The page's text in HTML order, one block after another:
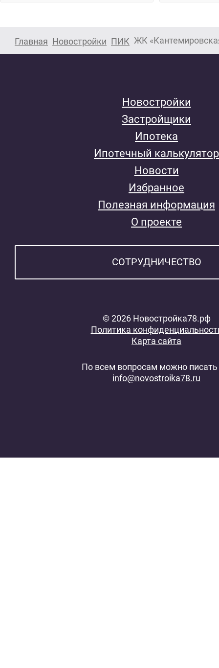
Главная Новостройки ПИК ЖК
Новостройки
Застройщики
Ипотека
Ипотечный калькулятор
Новости
Избранное
Полезная информация
О проекте
СОТРУДНИЧЕСТВО
© 2026 Новостройка78.рф
Политика
Карта сайта
По всем вопросам можно писать
info@novostroika78.ru